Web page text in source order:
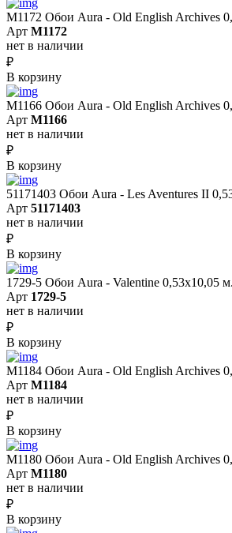
M1172 Обои Aura - Old English Archives
Арт M1172
нет в наличии
₽
В корзину
M1166 Обои Aura - Old English Archives
Арт M1166
нет в наличии
₽
В корзину
51171403 Обои Aura - Les Aventures II
Арт 51171403
нет в наличии
₽
В корзину
1729-5 Обои Aura - Valentine 0,53х10,05 м.
Арт 1729-5
нет в наличии
₽
В корзину
M1184 Обои Aura - Old English Archives
Арт M1184
нет в наличии
₽
В корзину
M1180 Обои Aura - Old English Archives
Арт M1180
нет в наличии
₽
В корзину